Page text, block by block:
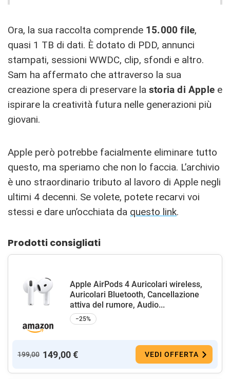
Ora, la sua raccolta comprende 15.000 file,
quasi 1 TB di dati. È dotato di PDD, annunci
stampati, sessioni WWDC, clip, sfondi e altro.
Sam ha affermato che attraverso la sua
creazione spera di preservare la storia di Apple e
ispirare la creatività futura nelle generazioni più
giovani.
Apple però potrebbe facialmente eliminare tutto
questo, ma speriamo che non lo faccia. L’archivio
è uno straordinario tributo al lavoro di Apple negli
ultimi 4 decenni. Se volete, potete recarvi voi
stessi e dare un’occhiata da questo link.
Prodotti consigliati
Apple AirPods 4 Auricolari wireless,
Auricolari Bluetooth, Cancellazione
attiva del rumore, Audio...
−25%
199,00 149,00 € VEDI OFFERTA